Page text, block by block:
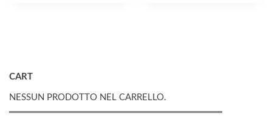
CART
NESSUN PRODOTTO NEL CARRELLO.